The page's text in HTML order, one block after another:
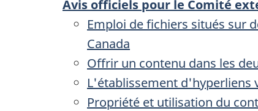
Avis officiels pour le Comité
Emploi de fichiers situés sur
Canada
Offrir un contenu dans les
L'établissement d'hyperliens
Propriété et utilisation du